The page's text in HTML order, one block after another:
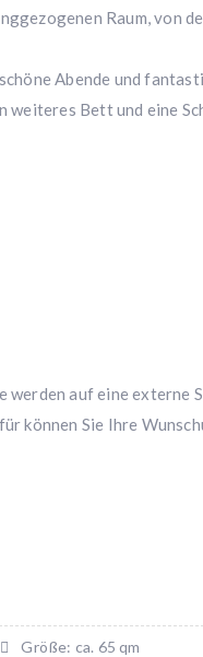
Raum, von
Abende und
weiteres Bett und eine
werden auf eine externe
können Sie Ihre
Größe: ca. 65 qm